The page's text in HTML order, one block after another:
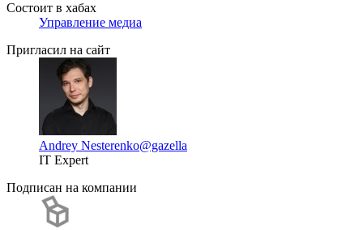
Состоит в хабах
Управление медиа
Пригласил на сайт
Andrey Nesterenko@gazella
IT Expert
Подписан на компании